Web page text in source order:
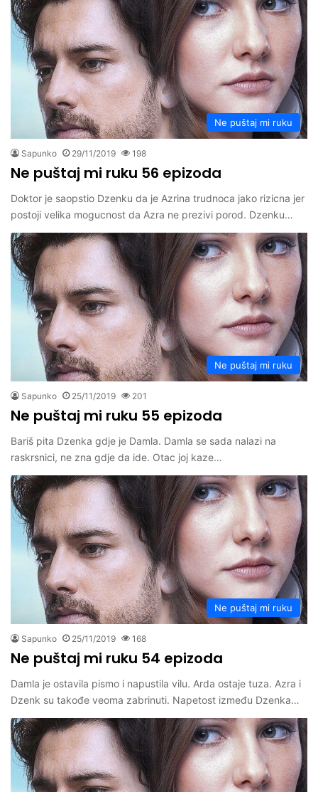
Ne puštaj mi ruku
Sapunko 29/11/2019 198
Ne puštaj mi ruku 56 epizoda
Doktor je saopstio Dzenku da je Azrina trudnoca jako rizicna jer
postoji velika mogucnost da Azra ne prezivi porod. Dzenku…
Ne puštaj mi ruku
Sapunko 25/11/2019 201
Ne puštaj mi ruku 55 epizoda
Bariš pita Dzenka gdje je Damla. Damla se sada nalazi na
raskrsnici, ne zna gdje da ide. Otac joj kaze…
Ne puštaj mi ruku
Sapunko 25/11/2019 168
Ne puštaj mi ruku 54 epizoda
Damla je ostavila pismo i napustila vilu. Arda ostaje tuza. Azra i
Dzenk su takođe veoma zabrinuti. Napetost između Dzenka…